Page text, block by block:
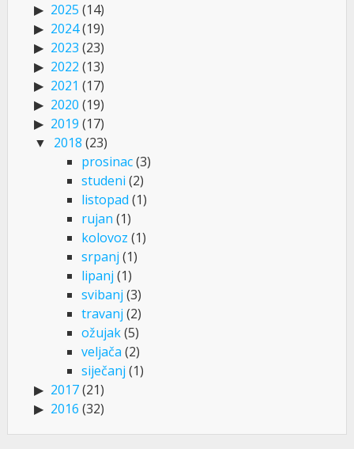
2025 (14)
2024(19)
2023 (23)
2022 (13)
2021 (17)
2020 (19)
2019 (17)
2018 (23)
prosinac(3)
studeni (2)
listopad (1)
rujan (1)
kolovoz (1)
srpanj (1)
lipanj (1)
svibanj (3)
travanj (2)
ožujak(5)
veljača (2)
siječanj (1)
2017(21)
2016 (32)